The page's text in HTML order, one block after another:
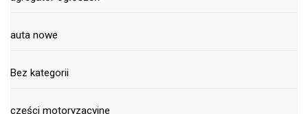
auta nowe
Bez kategorii
części motoryzacyjne